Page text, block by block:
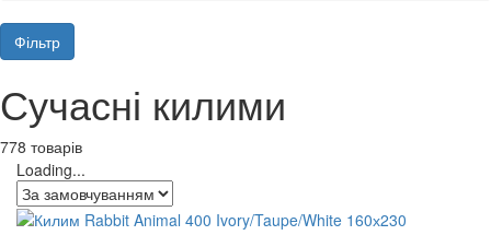
Фільтр
Сучасні килими
778 товарів
Loading...